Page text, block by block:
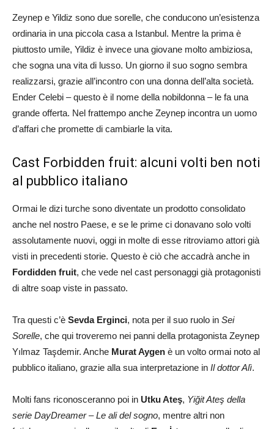
Zeynep e Yildiz sono due sorelle, che conducono un’esistenza
ordinaria in una piccola casa a Istanbul. Mentre la prima è
piuttosto umile, Yildiz è invece una giovane molto ambiziosa,
che sogna una vita di lusso. Un giorno il suo sogno sembra
realizzarsi, grazie all’incontro con una donna dell’alta società.
Ender Celebi – questo è il nome della nobildonna – le fa una
grande offerta. Nel frattempo anche Zeynep incontra un uomo
d’affari che promette di cambiarle la vita.
Cast Forbidden fruit: alcuni volti ben noti
al pubblico italiano
Ormai le dizi turche sono diventate un prodotto consolidato
anche nel nostro Paese, e se le prime ci donavano solo volti
assolutamente nuovi, oggi in molte di esse ritroviamo attori già
visti in precedenti storie. Questo è ciò che accadrà anche in
Fordidden fruit, che vede nel cast personaggi già protagonisti
di altre soap viste in passato.
Tra questi c’è Sevda Erginci, nota per il suo ruolo in Sei
Sorelle, che qui troveremo nei panni della protagonista Zeynep
Yılmaz Taşdemir. Anche Murat Aygen è un volto ormai noto al
pubblico italiano, grazie alla sua interpretazione in Il dottor Alì.
Molti fans riconosceranno poi in Utku Ateş, Yiğit Ateş della
serie DayDreamer – Le ali del sogno, mentre altri non